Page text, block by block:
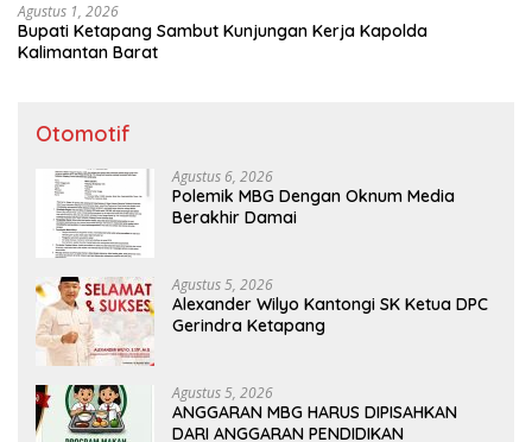
Agustus 1, 2026
Bupati Ketapang Sambut Kunjungan Kerja Kapolda
Kalimantan Barat
Otomotif
Agustus 6, 2026
Polemik MBG Dengan Oknum Media
Berakhir Damai
Agustus 5, 2026
Alexander Wilyo Kantongi SK Ketua DPC
Gerindra Ketapang
Agustus 5, 2026
ANGGARAN MBG HARUS DIPISAHKAN
DARI ANGGARAN PENDIDIKAN